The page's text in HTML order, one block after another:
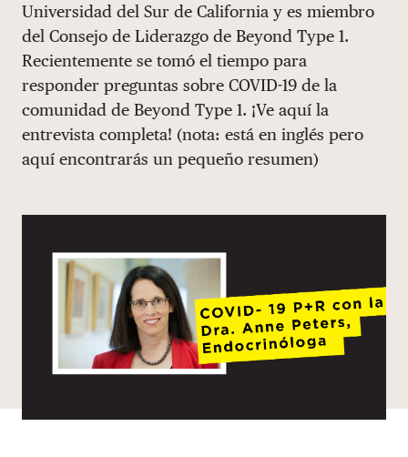
Universidad del Sur de California y es miembro
del Consejo de Liderazgo de Beyond Type 1.
Recientemente se tomó el tiempo para
responder preguntas sobre COVID-19 de la
comunidad de Beyond Type 1. ¡Ve aquí la
entrevista completa! (nota: está en inglés pero
aquí encontrarás un pequeño resumen)